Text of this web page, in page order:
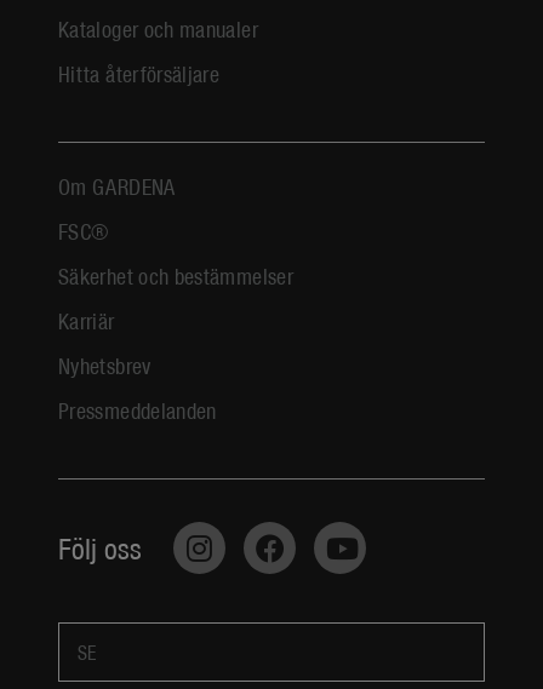
Kataloger och manualer
Hitta återförsäljare
Om GARDENA
FSC®
Säkerhet och bestämmelser
Karriär
Nyhetsbrev
Pressmeddelanden
Följ oss
SE